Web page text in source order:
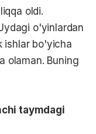
oldi.
o'yinlardan
ishlar bo'yicha
olaman. Buning
taymdagi